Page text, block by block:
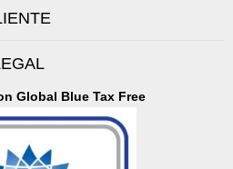
Global Blue Tax Free